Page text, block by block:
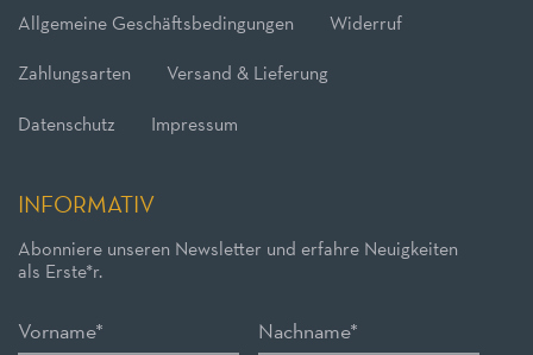
Allgemeine Geschäftsbedingungen Widerruf
Zahlungsarten Versand & Lieferung
Datenschutz Impressum
INFORMATIV
Abonniere unseren Newsletter und erfahre Neuigkeiten
als Erste*r.
Vorname* Nachname*